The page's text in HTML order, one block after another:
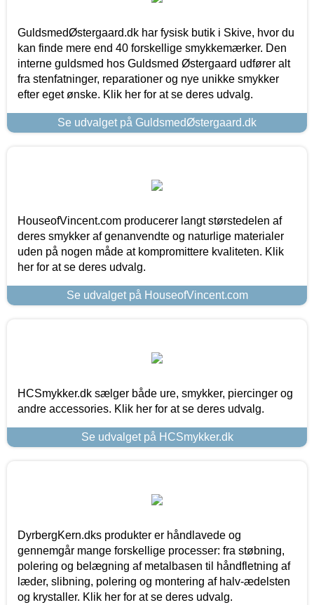
GuldsmedØstergaard.dk har fysisk butik i Skive, hvor du
kan finde mere end 40 forskellige smykkemærker. Den
interne guldsmed hos Guldsmed Østergaard udfører alt
fra stenfatninger, reparationer og nye unikke smykker
efter eget ønske. Klik her for at se deres udvalg.
Se udvalget på GuldsmedØstergaard.dk
HouseofVincent.com producerer langt størstedelen af
deres smykker af genanvendte og naturlige materialer
uden på nogen måde at kompromittere kvaliteten. Klik
her for at se deres udvalg.
Se udvalget på HouseofVincent.com
HCSmykker.dk sælger både ure, smykker, piercinger og
andre accessories. Klik her for at se deres udvalg.
Se udvalget på HCSmykker.dk
DyrbergKern.dks produkter er håndlavede og
gennemgår mange forskellige processer: fra støbning,
polering og belægning af metalbasen til håndfletning af
læder, slibning, polering og montering af halv-ædelsten
og krystaller. Klik her for at se deres udvalg.